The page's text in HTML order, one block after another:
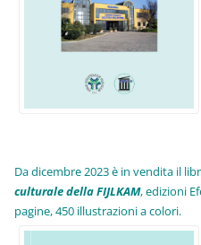
Da dicembre 2023 è in vendita il
culturale della FIJLKAM, edizioni
pagine, 450 illustrazioni a colori.